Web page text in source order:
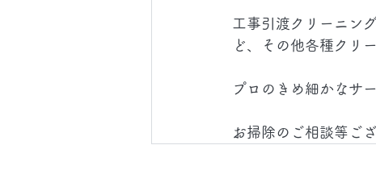
工事引渡クリーニン
ど、その他各種クリ
プロのきめ細かなサ
お掃除のご相談等ご